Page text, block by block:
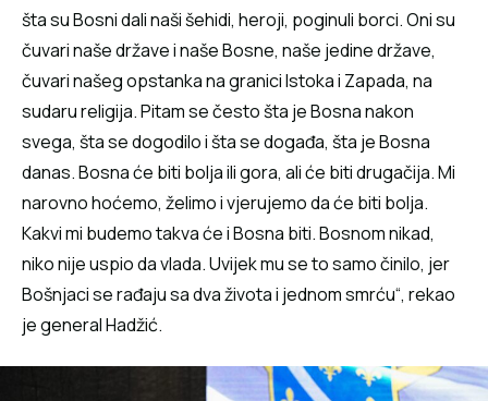
šta su Bosni dali naši šehidi, heroji, poginuli borci. Oni su
čuvari naše države i naše Bosne, naše jedine države,
čuvari našeg opstanka na granici Istoka i Zapada, na
sudaru religija. Pitam se često šta je Bosna nakon
svega, šta se dogodilo i šta se događa, šta je Bosna
danas. Bosna će biti bolja ili gora, ali će biti drugačija. Mi
narovno hoćemo, želimo i vjerujemo da će biti bolja.
Kakvi mi budemo takva će i Bosna biti. Bosnom nikad,
niko nije uspio da vlada. Uvijek mu se to samo činilo, jer
Bošnjaci se rađaju sa dva života i jednom smrću“, rekao
je general Hadžić.